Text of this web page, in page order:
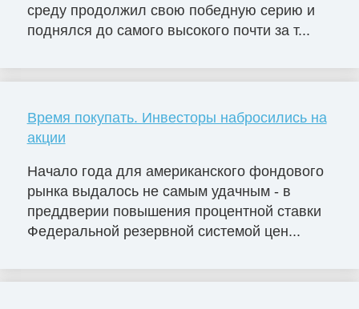
среду продолжил свою победную серию и
поднялся до самого высокого почти за т...
Время покупать. Инвесторы набросились на
акции
Начало года для американского фондового
рынка выдалось не самым удачным - в
преддверии повышения процентной ставки
Федеральной резервной системой цен...